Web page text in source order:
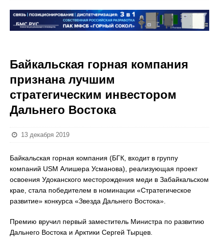
Байкальская горная компания
признана лучшим
стратегическим инвестором
Дальнего Востока
13 декабря 2019
Байкальская горная компания (БГК, входит в группу
компаний USM Алишера Усманова), реализующая проект
освоения Удоканского месторождения меди в Забайкальском
крае, стала победителем в номинации «Стратегическое
развитие» конкурса «Звезда Дальнего Востока».
Премию вручил первый заместитель Министра по развитию
Дальнего Востока и Арктики Сергей Тырцев.